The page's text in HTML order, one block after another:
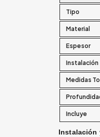
Tipo
Material
Espesor
Instalación
Medidas
Incluye
Instalación